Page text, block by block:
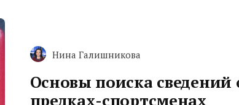
Нина Галишникова
Основы поиска сведений
предках-спортсменах